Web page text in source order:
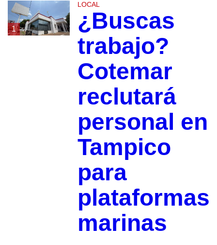
1
LOCAL
¿Buscas
trabajo?
Cotemar
reclutará
personal en
Tampico
para
plataformas
marinas